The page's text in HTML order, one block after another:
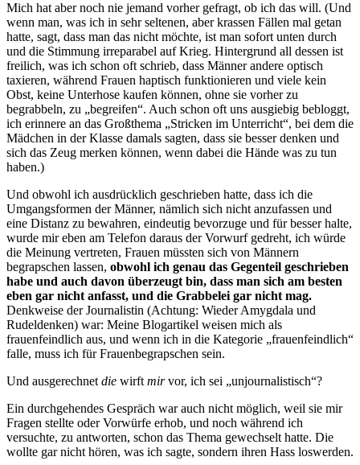
Mich hat aber noch nie jemand vorher gefragt, ob ich das will. (Und
wenn man, was ich in sehr seltenen, aber krassen Fällen mal getan
hatte, sagt, dass man das nicht möchte, ist man sofort unten durch
und die Stimmung irreparabel auf Krieg. Hintergrund all dessen ist
freilich, was ich schon oft schrieb, dass Männer andere optisch
taxieren, während Frauen haptisch funktionieren und viele kein
Obst, keine Unterhose kaufen können, ohne sie vorher zu
begrabbeln, zu „begreifen“. Auch schon oft uns ausgiebig bebloggt,
ich erinnere an das Großthema „Stricken im Unterricht“, bei dem die
Mädchen in der Klasse damals sagten, dass sie besser denken und
sich das Zeug merken können, wenn dabei die Hände was zu tun
haben.)
Und obwohl ich ausdrücklich geschrieben hatte, dass ich die
Umgangsformen der Männer, nämlich sich nicht anzufassen und
eine Distanz zu bewahren, eindeutig bevorzuge und für besser halte,
wurde mir eben am Telefon daraus der Vorwurf gedreht, ich würde
die Meinung vertreten, Frauen müssten sich von Männern
begrapschen lassen, obwohl ich genau das Gegenteil geschrieben
habe und auch davon überzeugt bin, dass man sich am besten
eben gar nicht anfasst, und die Grabbelei gar nicht mag.
Denkweise der Journalistin (Achtung: Wieder Amygdala und
Rudeldenken) war: Meine Blogartikel weisen mich als
frauenfeindlich aus, und wenn ich in die Kategorie „frauenfeindlich“
falle, muss ich für Frauenbegrapschen sein.
Und ausgerechnetdie wirftmirvor, ich sei „unjournalistisch“?
Ein durchgehendes Gespräch war auch nicht möglich, weil sie mir
Fragen stellte oder Vorwürfe erhob, und noch während ich
versuchte, zu antworten, schon das Thema gewechselt hatte. Die
wollte gar nicht hören, was ich sagte, sondern ihren Hass loswerden.